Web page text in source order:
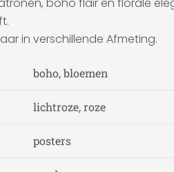
in verschillende Afmeting.
boho, bloemen
lichtroze, roze
posters